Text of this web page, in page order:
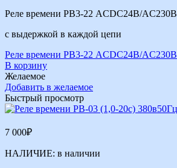
Реле времени РВ3-22 ACDC24В/AC230В
с выдержкой в каждой цепи
Реле времени РВ3-22 ACDC24В/AC230В
В корзину
Желаемое
Добавить в желаемое
Быстрый просмотр
7 000₽
НАЛИЧИЕ: в наличии